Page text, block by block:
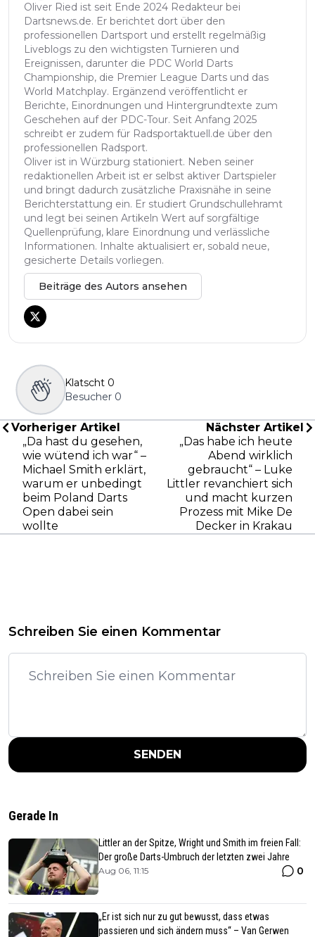
Oliver Ried ist seit Ende 2024 Redakteur bei
Dartsnews.de. Er berichtet dort über den
professionellen Dartsport und erstellt regelmäßig
Liveblogs zu den wichtigsten Turnieren und
Ereignissen, darunter die PDC World Darts
Championship, die Premier League Darts und das
World Matchplay. Ergänzend veröffentlicht er
Berichte, Einordnungen und Hintergrundtexte zum
Geschehen auf der PDC-Tour. Seit Anfang 2025
schreibt er zudem für Radsportaktuell.de über den
professionellen Radsport.
Oliver ist in Würzburg stationiert. Neben seiner
redaktionellen Arbeit ist er selbst aktiver Dartspieler
und bringt dadurch zusätzliche Praxisnähe in seine
Berichterstattung ein. Er studiert Grundschullehramt
und legt bei seinen Artikeln Wert auf sorgfältige
Quellenprüfung, klare Einordnung und verlässliche
Informationen. Inhalte aktualisiert er, sobald neue,
gesicherte Details vorliegen.
Beiträge des Autors ansehen
Klatscht 0
Besucher 0
Vorheriger Artikel
„Da hast du gesehen,
wie wütend ich war“ –
Michael Smith erklärt,
warum er unbedingt
beim Poland Darts
Open dabei sein
wollte
Nächster Artikel
„Das habe ich heute
Abend wirklich
gebraucht“ – Luke
Littler revanchiert sich
und macht kurzen
Prozess mit Mike De
Decker in Krakau
Schreiben Sie einen Kommentar
SENDEN
Gerade In
Littler an der Spitze, Wright und Smith im freien Fall:
Der große Darts-Umbruch der letzten zwei Jahre
Aug 06, 11:15 0
„Er ist sich nur zu gut bewusst, dass etwas
passieren und sich ändern muss“ – Van Gerwen